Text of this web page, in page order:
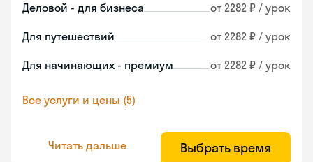
Деловой - для бизнеса от 2282 ₽ / урок
Для путешествий от 2282 ₽ / урок
Для начинающих - премиум от 2282 ₽ / урок
Все услуги и цены (5)
Читать дальше Выбрать время